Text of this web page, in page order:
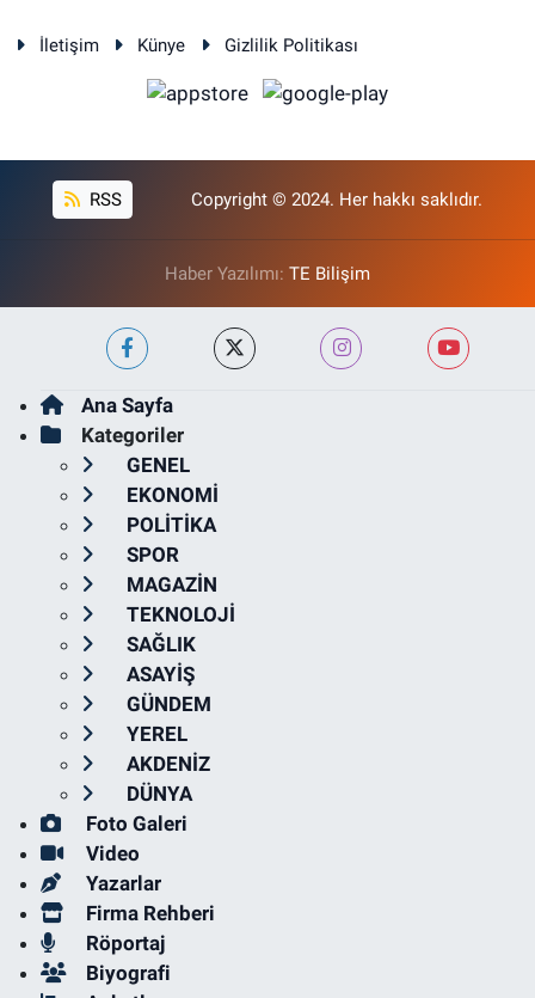
İletişim Künye Gizlilik Politikası
RSS Copyright © 2024. Her hakkı saklıdır.
Haber Yazılımı: TE Bilişim
Ana Sayfa
Kategoriler
GENEL
EKONOMİ
POLİTİKA
SPOR
MAGAZİN
TEKNOLOJİ
SAĞLIK
ASAYİŞ
GÜNDEM
YEREL
AKDENİZ
DÜNYA
Foto Galeri
Video
Yazarlar
Firma Rehberi
Röportaj
Biyografi